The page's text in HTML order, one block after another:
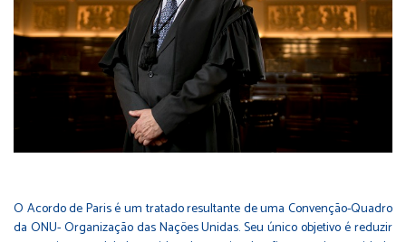
O Acordo de Paris é um tratado resultante de uma Convenção-Quadro
da ONU- Organização das Nações Unidas. Seu único objetivo é reduzir